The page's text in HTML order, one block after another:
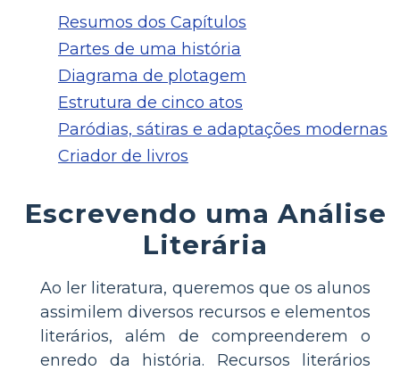
Resumos dos Capítulos
Partes de uma história
Diagrama de plotagem
Estrutura de cinco atos
Paródias, sátiras e adaptações modernas
Criador de livros
Escrevendo uma Análise
Literária
Ao ler literatura, queremos que os alunos
assimilem diversos recursos e elementos
literários, além de compreenderem o
enredo da história. Recursos literários